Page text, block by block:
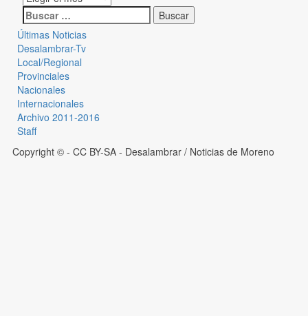
Últimas Noticias
Desalambrar-Tv
Local/Regional
Provinciales
Nacionales
Internacionales
Archivo 2011-2016
Staff
Copyright © - CC BY-SA - Desalambrar / Noticias de Moreno